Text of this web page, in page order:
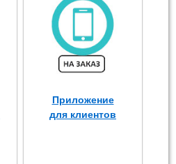
Приложение
для клиентов